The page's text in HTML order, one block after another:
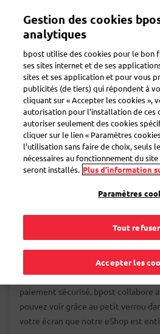
contenu
Toggle navigation
eShop
Puis-je
toute
l'eShop ?
Votre commande dans l'eShop est
reste confidentielle. Pour garantir
paiement sécurisé, bpost collabore
pouvez voir grâce au petit verrou
votre écran que notre eShop est
Gestion des cookies
analytiques
bpost utilise des cookies pour le bon
ses sites internet et de ses
sites et ses application et pour vous
publicités (de tiers) qui répondent à
cliquant sur « Accepter les cookies »,
autorisation pour l’installation de ces
autoriser seulement des cookies
cliquer sur le lien « Paramètres
l’utilisation sans faire de choix, seuls
nécessaires au fonctionnement du
seront installés. Plus d’information
Paramètres
Tout refuser
Accepter les